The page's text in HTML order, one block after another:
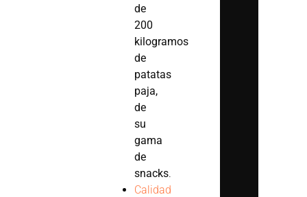
de
200
kilogramos
de
patatas
paja,
de
su
gama
de
snacks.
Calidad